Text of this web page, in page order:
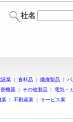
社名
設業 | 食料品 | 繊維製品 |
機器 | その他製品 | 電気・
業 | 不動産業 | サービス業